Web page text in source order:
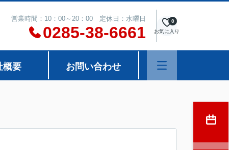
営業時間：10：00～20：00 定休日：水曜日
0285-38-6661 お気に入り
0
概要 お問い合わせ